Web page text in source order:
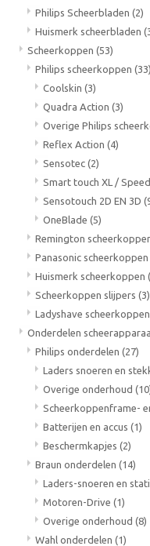
Philips Scheerbladen (2)
Huismerk scheerbladen
Scheerkoppen (53)
Philips scheerkoppen (33)
Coolskin (3)
Quadra Action (3)
Overige Philips
Reflex Action (4)
Sensotec (2)
Smart touch XL / Speed
Sensotouch 2D EN 3D
OneBlade (5)
Remington
Panasonic scheerkoppen
Huismerk scheerkoppen
Scheerkoppen slijpers (3)
Ladyshave scheerkoppen
Onderdelen
Philips onderdelen (27)
Laders snoeren en
Overige onderhoud
Scheerkoppenframe-
Batterijen en accus (1)
Beschermkapjes (2)
Braun onderdelen (14)
Laders-snoeren en
Motoren-Drive (1)
Overige onderhoud (8)
Wahl onderdelen (1)